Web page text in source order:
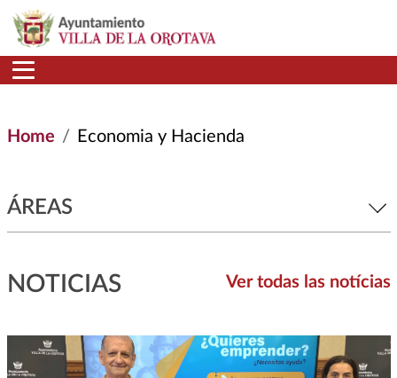
Skip to main content
Home Economia y Hacienda
ÁREAS
NOTICIAS Ver todas las notícias